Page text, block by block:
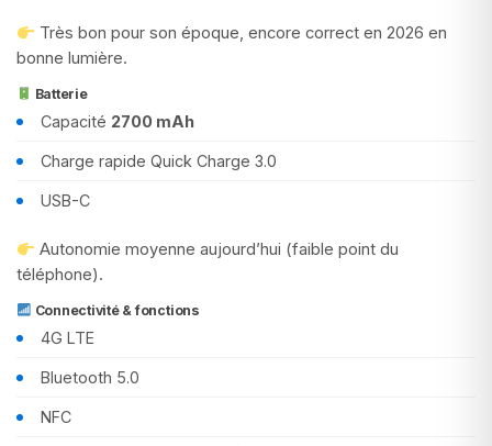
Très bon pour son époque, encore correct en 2026 en
bonne lumière.
Batterie
Capacité 2700 mAh
Charge rapide Quick Charge 3.0
USB-C
Autonomie moyenne aujourd’hui (faible point du
téléphone).
Connectivité & fonctions
4G LTE
Bluetooth 5.0
NFC